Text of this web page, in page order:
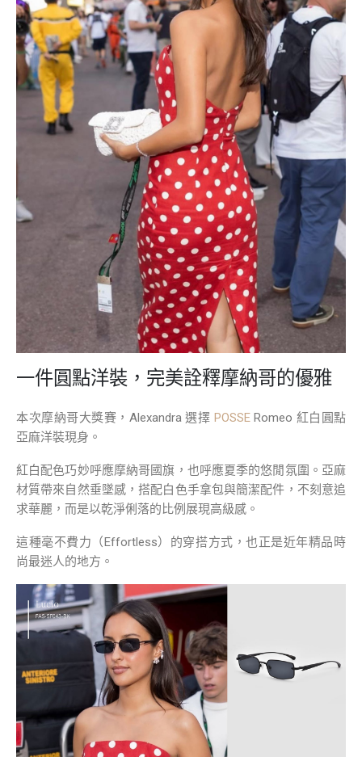
一件圓點洋裝，完美詮釋摩納哥的優雅
本次摩納哥大獎賽，Alexandra 選擇 POSSE Romeo 紅白圓點
亞麻洋裝現身。
紅白配色巧妙呼應摩納哥國旗，也呼應夏季的悠閒氛圍。亞麻
材質帶來自然垂墜感，搭配白色手拿包與簡潔配件，不刻意追
求華麗，而是以乾淨俐落的比例展現高級感。
這種毫不費力（Effortless）的穿搭方式，也正是近年精品時
尚最迷人的地方。